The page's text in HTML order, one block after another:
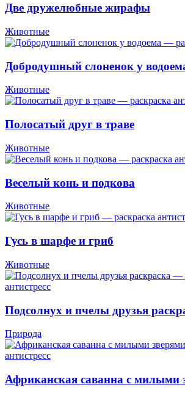
Две дружелюбные жирафы
Животные
Добродушный слоненок у
Животные
Полосатый друг в траве
Животные
Веселый конь и подкова
Животные
Гусь в шарфе и гриб
Животные
Подсолнух и пчелы друзья
Природа
Африканская саванна с милыми